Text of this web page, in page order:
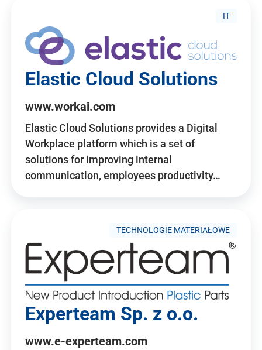
IT
Elastic Cloud Solutions
www.workai.com
Elastic Cloud Solutions provides a Digital
Workplace platform which is a set of
solutions for improving internal
communication, employees productivity…
TECHNOLOGIE MATERIAŁOWE
Experteam Sp. z o.o.
www.e-experteam.com